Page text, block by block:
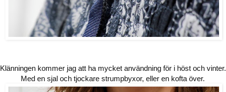
Klänningen kommer jag att ha mycket användning för i höst och vinter.
Med en sjal och tjockare strumpbyxor, eller en kofta över.